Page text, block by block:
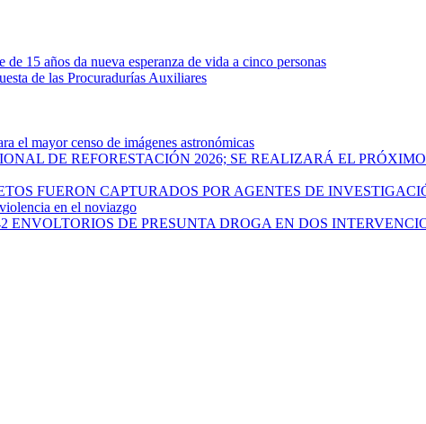
15 años da nueva esperanza de vida a cinco personas
de las Procuradurías Auxiliares
el mayor censo de imágenes astronómicas
DE REFORESTACIÓN 2026; SE REALIZARÁ EL
FUERON CAPTURADOS POR AGENTES DE
en el noviazgo
DE PRESUNTA DROGA EN DOS